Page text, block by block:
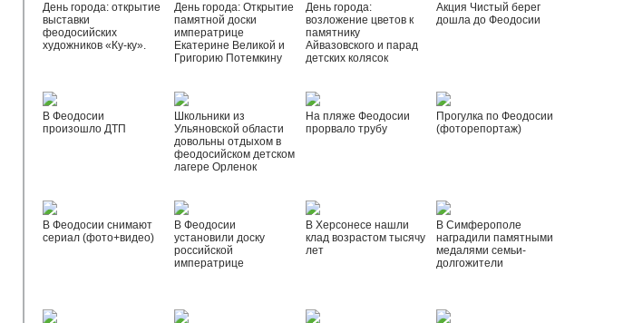
День города: открытие
выставки
феодосийских
художников «Ку-ку».
День города: Открытие
памятной доски
императрице
Екатерине Великой и
Григорию Потемкину
День города:
возложение цветов к
памятнику
Айвазовского и парад
детских колясок
Акция Чистый берег
дошла до Феодосии
В Феодосии
произошло ДТП
Школьники из
Ульяновской области
довольны отдыхом в
феодосийском детском
лагере Орленок
На пляже Феодосии
прорвало трубу
Прогулка по Феодосии
(фоторепортаж)
В Феодосии снимают
сериал (фото+видео)
В Феодосии
установили доску
российской
императрице
В Херсонесе нашли
клад возрастом тысячу
лет
В Симферополе
наградили памятными
медалями семьи-
долгожители